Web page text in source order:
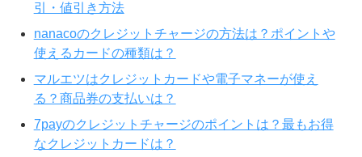
引・値引き方法
nanacoのクレジットチャージの方法は？ポイントや
使えるカードの種類は？
マルエツはクレジットカードや電子マネーが使え
る？商品券の支払いは？
7payのクレジットチャージのポイントは？最もお得
なクレジットカードは？